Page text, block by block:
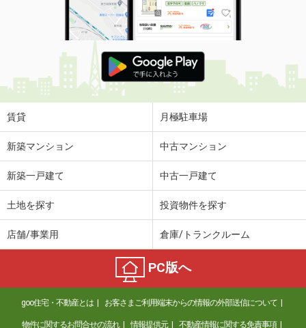
賃貸 月極駐車場
新築マンション 中古マンション
新築一戸建て 中古一戸建て
土地を探す 投資物件を探す
店舗/事業用 倉庫/トランクルーム
PC版へ
goo住宅・不動産とは お客さまご利用端末からの情報の外部送信について
物件に関するお問合せの流れ 情報提供元 不動産情報に関する免責事項